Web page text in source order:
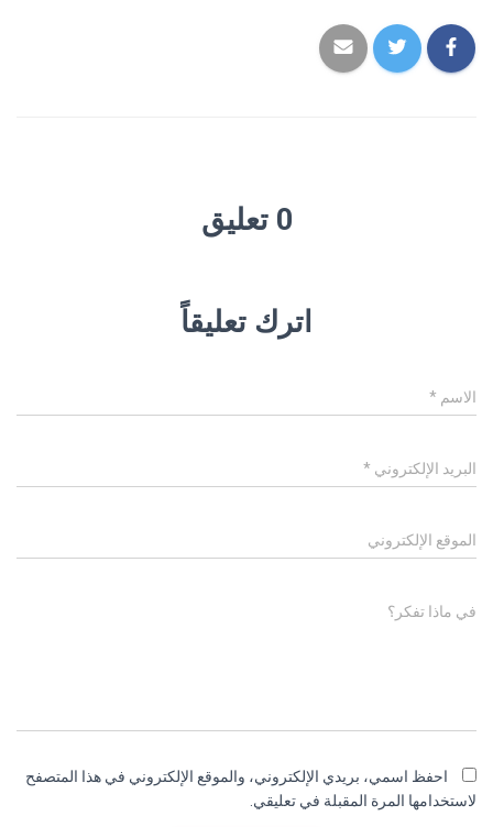
0 تعليق
اترك تعليقاً
الاسم *
البريد الإلكتروني *
الموقع الإلكتروني
في ماذا تفكر؟
احفظ اسمي، بريدي الإلكتروني، والموقع الإلكتروني في هذا المتصفح
لاستخدامها المرة المقبلة في تعليقي.